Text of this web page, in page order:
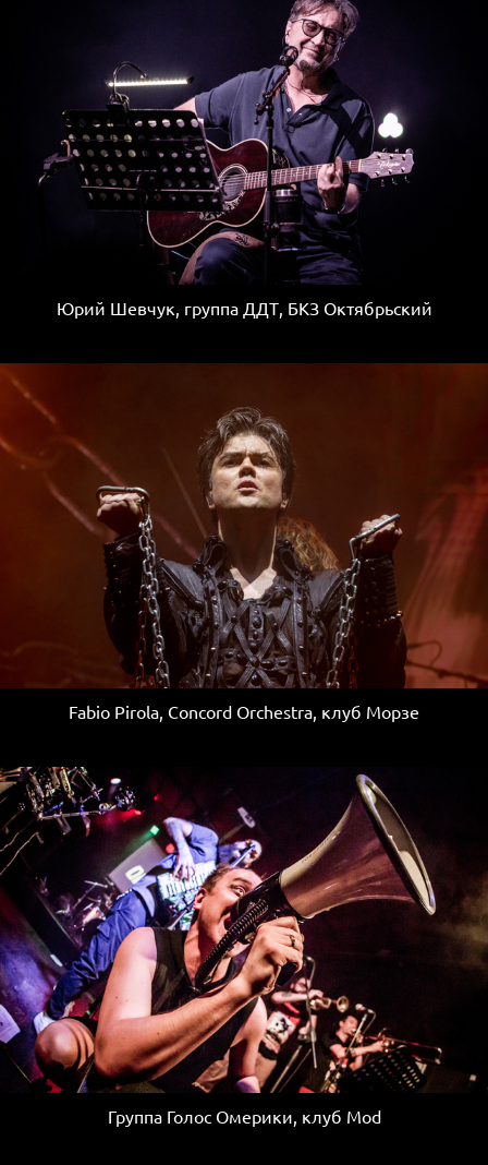
Юрий Шевчук, группа ДДТ, БКЗ Октябрьский
Fabio Pirola, Concord Orchestra, клуб Морзе
Группа Голос Омерики, клуб Mod